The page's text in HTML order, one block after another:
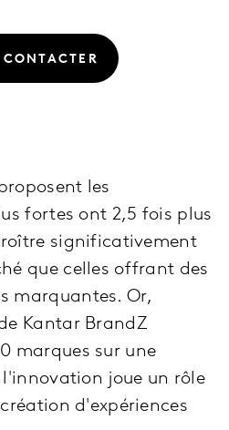
CONTACTER
les
fortes ont 2,5 fois plus
significativement
que celles offrant des
marquantes. Or,
Kantar BrandZ
marques sur une
l'innovation joue un rôle
d'expériences